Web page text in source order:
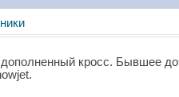
кросс. Бывшее